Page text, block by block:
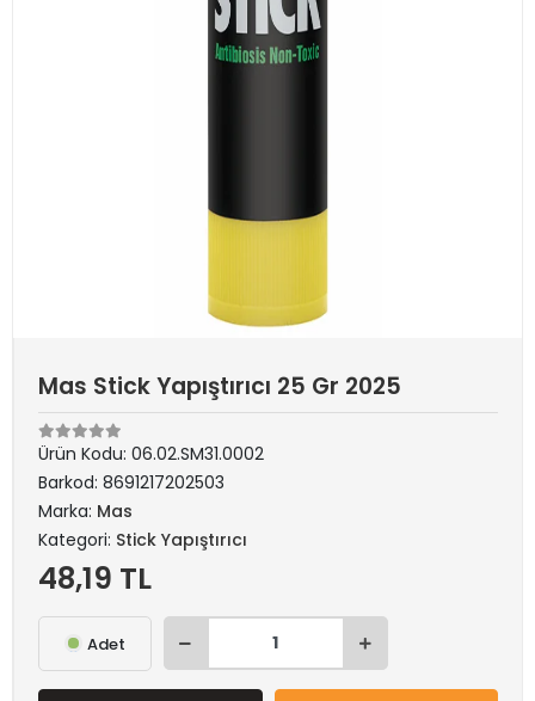
Mas Stick Yapıştırıcı 25 Gr 2025
Ürün Kodu: 06.02.SM31.0002
Barkod: 8691217202503
Marka: Mas
Kategori: Stick Yapıştırıcı
48,19 TL
Adet